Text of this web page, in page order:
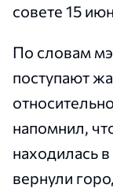
совете 15
По словам
поступают
напомнил,
находилась
вернули